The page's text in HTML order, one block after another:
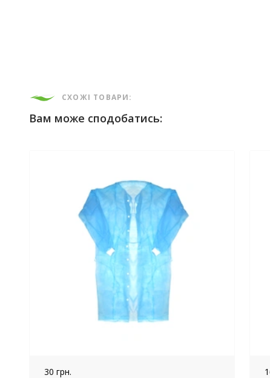
СХОЖІ ТОВАРИ:
Вам може сподобатись:
30 грн.